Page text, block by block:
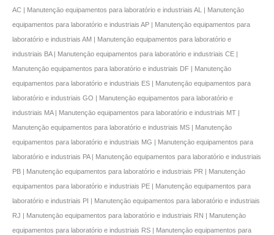
AC | Manutençāo equipamentos para laboratório e industriais AL | Manutençāo
equipamentos para laboratório e industriais AP | Manutençāo equipamentos para
laboratório e industriais AM | Manutençāo equipamentos para laboratório e
industriais BA | Manutençāo equipamentos para laboratório e industriais CE |
Manutençāo equipamentos para laboratório e industriais DF | Manutençāo
equipamentos para laboratório e industriais ES | Manutençāo equipamentos para
laboratório e industriais GO | Manutençāo equipamentos para laboratório e
industriais MA | Manutençāo equipamentos para laboratório e industriais MT |
Manutençāo equipamentos para laboratório e industriais MS | Manutençāo
equipamentos para laboratório e industriais MG | Manutençāo equipamentos para
laboratório e industriais PA | Manutençāo equipamentos para laboratório e industriais
PB | Manutençāo equipamentos para laboratório e industriais PR | Manutençāo
equipamentos para laboratório e industriais PE | Manutençāo equipamentos para
laboratório e industriais PI | Manutençāo equipamentos para laboratório e industriais
RJ | Manutençāo equipamentos para laboratório e industriais RN | Manutençāo
equipamentos para laboratório e industriais RS | Manutençāo equipamentos para